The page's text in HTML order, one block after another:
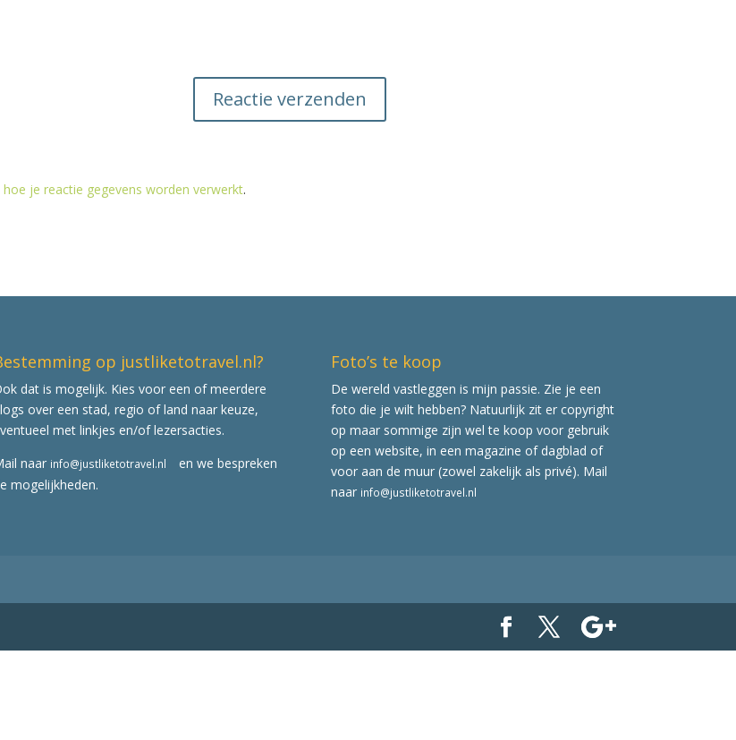
hoe je reactie gegevens worden verwerkt.
op justliketotravel.nl?
dat is mogelijk. Kies voor een of meerdere
over een stad, regio of land naar keuze,
met linkjes en/of lezersacties.
naar info@justliketotravel.nl
en we bespreken
mogelijkheden.
Foto’s te koop
De wereld vastleggen is mijn passie. Zie je een
foto die je wilt hebben? Natuurlijk zit er copyright
op maar sommige zijn wel te koop voor gebruik
op een website, in een magazine of dagblad of
voor aan de muur (zowel zakelijk als privé). Mail
naar info@justliketotravel.nl